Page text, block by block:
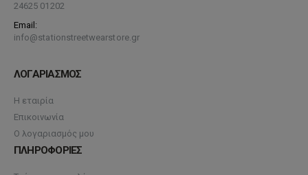
24625 01202
Email:
info@stationstreetwearstore.gr
ΛΟΓΑΡΙΑΣΜΟΣ
Η εταιρία
Επικοινωνία
Ο λογαριασμός μου
ΠΛΗΡΟΦΟΡΙΕΣ